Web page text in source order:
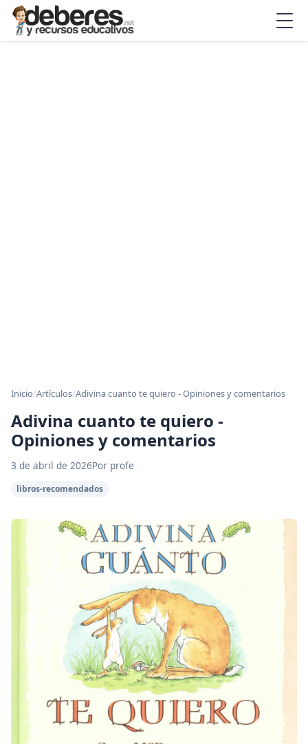
Inicio/Artículos/Adivina cuanto te quiero - Opiniones y comentarios
Adivina cuanto te quiero -
Opiniones y comentarios
3 de abril de 2026Por profe
libros-recomendados